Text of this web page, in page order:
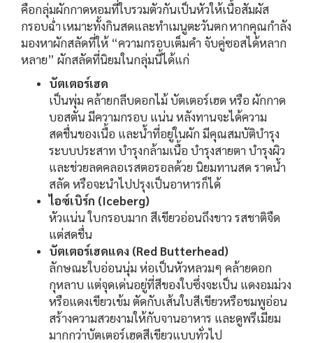
คือกลุ่มผักกาดหอมที่ใบรวมตัวกันเป็นหัวให้เนื้อสัมผัส
กรอบฉ่ำ เหมาะทั้งกินสดและทำเมนูตะวันตก หากคุณกำลัง
มองหาผักสลัดที่ให้ “ความกรอบเต็มคำ จับคู่ซอสได้หลาก
หลาย” ผักสลัดที่นิยมในกลุ่มนี้ได้แก่
บัตเตอร์เฮด
เป็นพุ่ม คล้ายกลีบดอกไม้ บัตเตอร์เฮด หรือ ผักกาด
บอสตัน มีความกรอบ แน่น หลังทานจะได้ความ
สดชื่นของเนื้อ และน้ำที่อยู่ในผัก มีคุณสมบัติบำรุง
ระบบประสาท บำรุงกล้ามเนื้อ บำรุงสายตา บำรุงผิว
และช่วยลดคลอเรสตอรอลด้วย นิยมทานสด ราดน้ำ
สลัด หรือจะนำไปปรุงเป็นอาหารก็ได้
ไอซ์เบิร์ก (Iceberg)
หัวแน่น ใบกรอบมาก สีเขียวอ่อนถึงขาว รสชาติจืด
แต่สดชื่น
บัตเตอร์เฮดแดง (Red Butterhead)
ลักษณะใบอ่อนนุ่ม ห่อเป็นหัวหลวมๆ คล้ายดอก
กุหลาบ แต่จุดเด่นอยู่ที่สีของใบซึ่งจะเป็น แดงอมม่วง
หรือแดงเขียวเข้ม ตัดกับเส้นใบสีเขียวหรือชมพูอ่อน
สร้างความสวยงามให้กับจานอาหาร และดูพรีเมียม
มากกว่าบัตเตอร์เฮดสีเขียวแบบทั่วไป